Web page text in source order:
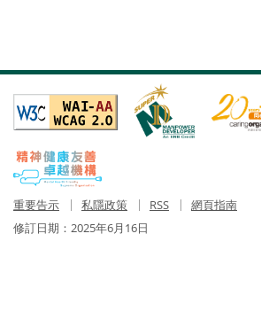
重要告示 私隱政策 RSS
網頁指南
修訂日期： 2025年6月16日